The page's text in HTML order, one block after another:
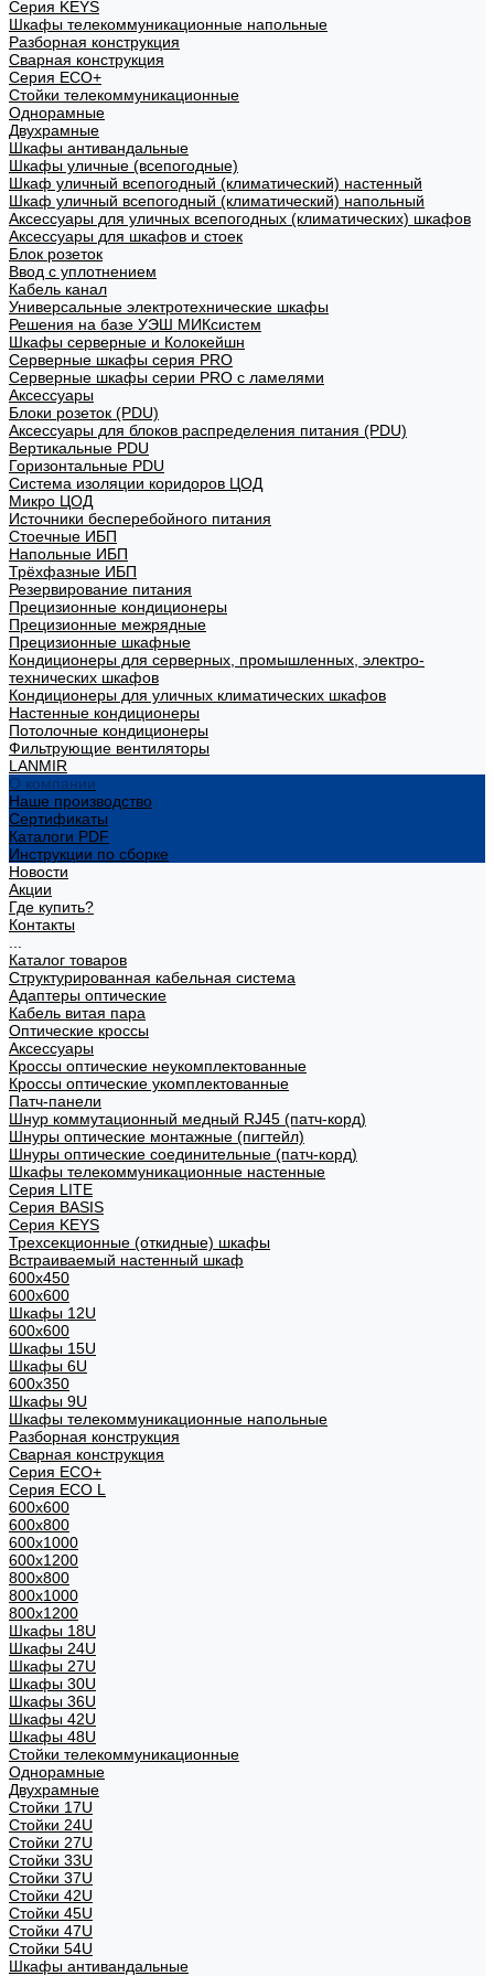
Cерия KEYS
Шкафы телекоммуникационные напольные
Разборная конструкция
Сварная конструкция
Серия ECO+
Стойки телекоммуникационные
Однорамные
Двухрамные
Шкафы антивандальные
Шкафы уличные (всепогодные)
Шкаф уличный всепогодный (климатический) настенный
Шкаф уличный всепогодный (климатический) напольный
Аксессуары для уличных всепогодных (климатических) шкафов
Аксессуары для шкафов и стоек
Блок розеток
Ввод с уплотнением
Кабель канал
Универсальные электротехнические шкафы
Решения на базе УЭШ МИКсистем
Шкафы серверные и Колокейшн
Серверные шкафы серия PRO
Серверные шкафы серии PRO с ламелями
Аксессуары
Блоки розеток (PDU)
Аксессуары для блоков распределения питания (PDU)
Вертикальные PDU
Горизонтальные PDU
Система изоляции коридоров ЦОД
Микро ЦОД
Источники бесперебойного питания
Стоечные ИБП
Напольные ИБП
Трёхфазные ИБП
Резервирование питания
Прецизионные кондиционеры
Прецизионные межрядные
Прецизионные шкафные
Кондиционеры для серверных, промышленных, электро-
технических шкафов
Кондиционеры для уличных климатических шкафов
Настенные кондиционеры
Потолочные кондиционеры
Фильтрующие вентиляторы
LANMIR
О компании
Наше производство
Сертификаты
Каталоги PDF
Инструкции по сборке
Новости
Акции
Где купить?
Контакты
Каталог товаров
Структурированная кабельная система
Адаптеры оптические
Кабель витая пара
Оптические кроссы
Аксессуары
Кроссы оптические неукомплектованные
Кроссы оптические укомплектованные
Патч-панели
Шнур коммутационный медный RJ45 (патч-корд)
Шнуры оптические монтажные (пигтейл)
Шнуры оптические соединительные (патч-корд)
Шкафы телекоммуникационные настенные
Cерия LITE
Cерия BASIS
Cерия KEYS
Трехсекционные (откидные) шкафы
Встраиваемый настенный шкаф
600x450
600x600
Шкафы 12U
600x600
Шкафы 15U
Шкафы 6U
600x350
Шкафы 9U
Шкафы телекоммуникационные напольные
Разборная конструкция
Сварная конструкция
Серия ECO+
Серия ECO L
600x600
600x800
600х1000
600х1200
800x800
800х1000
800х1200
Шкафы 18U
Шкафы 24U
Шкафы 27U
Шкафы 30U
Шкафы 36U
Шкафы 42U
Шкафы 48U
Стойки телекоммуникационные
Однорамные
Двухрамные
Стойки 17U
Стойки 24U
Стойки 27U
Стойки 33U
Стойки 37U
Стойки 42U
Стойки 45U
Стойки 47U
Стойки 54U
Шкафы антивандальные